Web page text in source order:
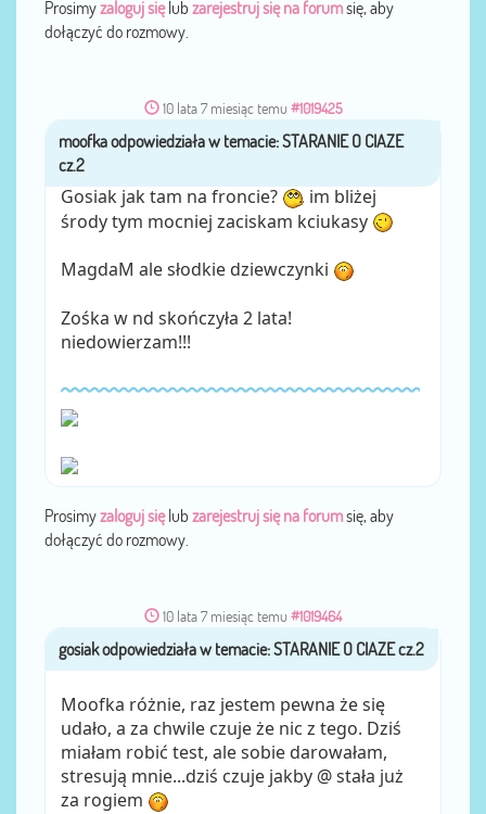
Prosimyzaloguj sięlub zarejestruj się na forumsię, aby
dołączyć do rozmowy.
10 lata 7 miesiąc temu #1019425
przezmoofka
Gosiak jak tam na froncie?
im bliżej
środy tym mocniej zaciskam kciukasy
MagdaM ale słodkie dziewczynki
Zośka w nd skończyła 2 lata!
niedowierzam!!!
Prosimyzaloguj sięlub zarejestruj się na forumsię, aby
dołączyć do rozmowy.
10 lata 7 miesiąc temu #1019464
przezgosiak
Moofka różnie, raz jestem pewna że się
udało, a za chwile czuje że nic z tego. Dziś
miałam robić test, ale sobie darowałam,
stresują mnie...dziś czuje jakby @ stała już
za rogiem